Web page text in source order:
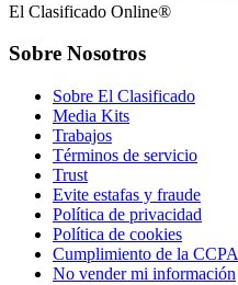
El Clasificado Online®
Sobre Nosotros
Sobre El Clasificado
Media Kits
Trabajos
Términos de servicio
Trust
Evite estafas y fraude
Política de privacidad
Política de cookies
Cumplimiento de la CCPA
No vender mi información